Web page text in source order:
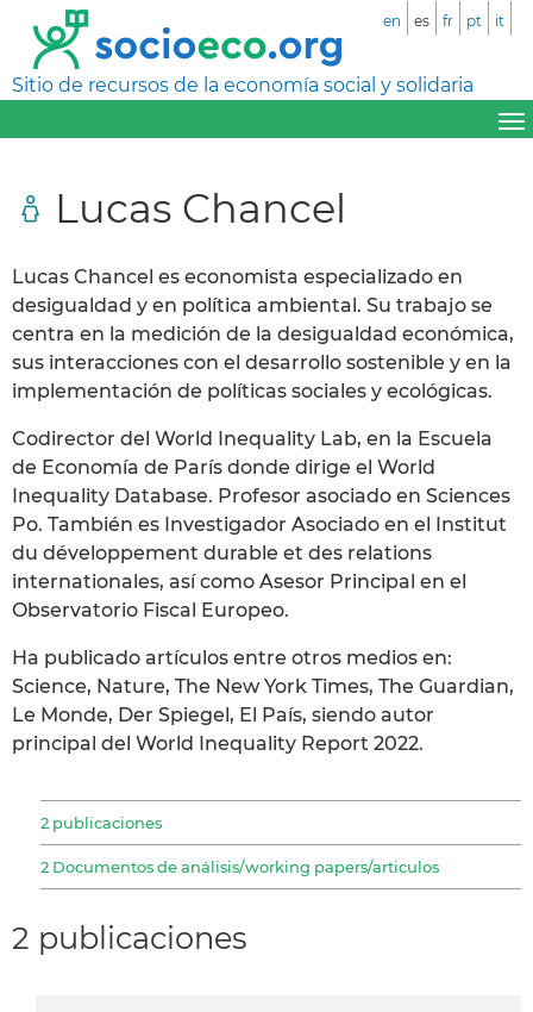
Sitio de recursos de la economía social y solidaria
en es fr pt it
Lucas Chancel
Lucas Chancel es economista especializado en
desigualdad y en política ambiental. Su trabajo se
centra en la medición de la desigualdad económica,
sus interacciones con el desarrollo sostenible y en la
implementación de políticas sociales y ecológicas.
Codirector del World Inequality Lab, en la Escuela
de Economía de París donde dirige el World
Inequality Database. Profesor asociado en Sciences
Po. También es Investigador Asociado en el Institut
du développement durable et des relations
internationales, así como Asesor Principal en el
Observatorio Fiscal Europeo.
Ha publicado artículos entre otros medios en:
Science, Nature, The New York Times, The Guardian,
Le Monde, Der Spiegel, El País, siendo autor
principal del World Inequality Report 2022.
2 publicaciones
2 Documentos de análisis/working papers/articulos
2 publicaciones